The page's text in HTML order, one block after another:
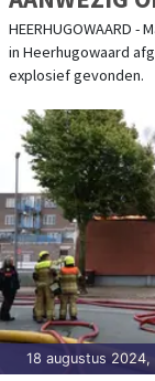
HEERHUGOWAARD
in Heerhugowaard
explosief gevonden.
18 augustus 2024,